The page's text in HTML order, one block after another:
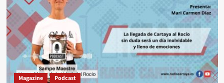
Magazine Podcast